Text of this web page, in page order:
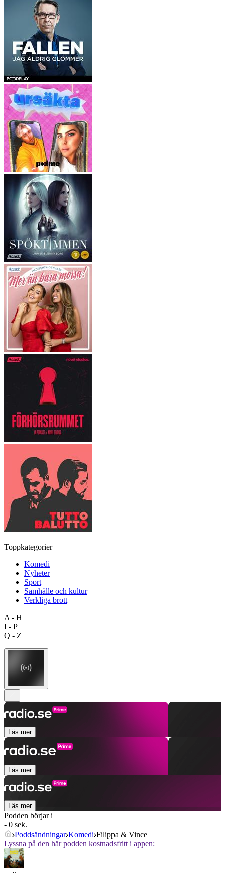
Toppkategorier
Komedi
Nyheter
Sport
Samhälle och kultur
Verkliga brott
A - H
I - P
Q - Z
Läs mer
Läs mer
Läs mer
Podden börjar i
- 0 sek.
Poddsändningar Komedi Filippa & Vince
Lyssna på den här podden kostnadsfritt i appen: